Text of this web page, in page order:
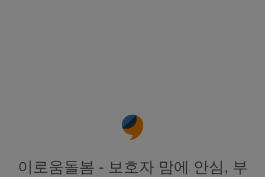
이로움돌봄 - 보호자 맘에 안심, 부